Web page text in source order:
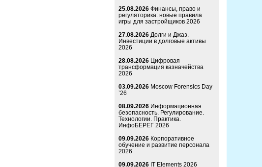
25.08.2026 Финансы, право и
регуляторика: новые правила
игры для застройщиков 2026
27.08.2026 Долги и Джаз.
Инвестиции в долговые активы
2026
28.08.2026 Цифровая
трансформация казначейства
2026
03.09.2026 Moscow Forensics Day
’26
08.09.2026 Информационная
безопасность. Регулирование.
Технологии. Практика.
ИнфоБЕРЕГ 2026
09.09.2026 Корпоративное
обучение и развитие персонала
2026
09.09.2026 IT Elements 2026